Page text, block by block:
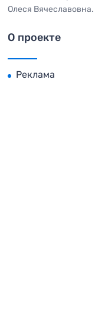
Олеся Вячеславовна.
О проекте
Реклама